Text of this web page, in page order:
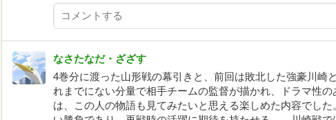
なさたなだ・ざざす
4巻分に渡った山形戦の幕引きと、前回は敗北した強豪川崎
れまでにない分量で相手チームの監督が描かれ、ドラマ性
は、この人の物語も見てみたいと思える楽しめた内容でし